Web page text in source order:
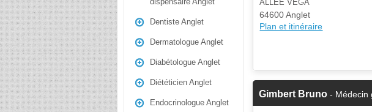
Dentiste Anglet
Dermatologue Anglet
Diabétologue Anglet
Diététicien Anglet
Endocrinologue Anglet
ALLEE VEGA
64600 Anglet
Plan et itinéraire
Gimbert Bruno - Médecin